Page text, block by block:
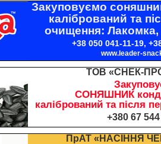
Закуповуємо
калібрований та
очищення:
+38 050 041-11-19,
www.leader-
ТОВ «СНЕК-
СОНЯШНИК
калібрований та після
+380 67
ПрАТ «НАСІННЯ